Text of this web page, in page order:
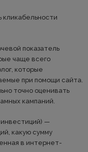
показатель
чаще всего
которые
при помощи сайта.
точно оценивать
кампаний.
—
какую сумму
в интернет-